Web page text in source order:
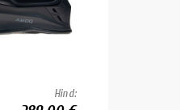
Hind: